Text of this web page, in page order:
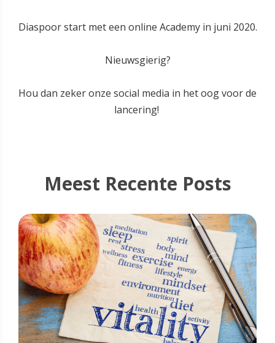
Diaspoor start met een online Academy in juni 2020.
Nieuwsgierig?
Hou dan zeker onze social media in het oog voor de
lancering!
Meest Recente Posts